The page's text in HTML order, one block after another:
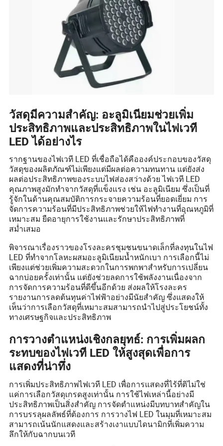
วัสดุมีความสำคัญ: อะลูมิเนียมช่วยเพิ่ม
ประสิทธิภาพและประสิทธิภาพในไฟเวที
LED ได้อย่างไร
รากฐานของไฟเวที LED ที่เชื่อถือได้คือองค์ประกอบของวัสดุ
วัสดุของผลิตภัณฑ์ไม่เพียงแต่มีผลต่อความทนทาน แต่ยังส่ง
ผลต่อประสิทธิภาพของระบบไฟส่องสว่างด้วย ไฟเวที LED
คุณภาพสูงมักทำจากวัสดุที่แข็งแรง เช่น อะลูมิเนียม ซึ่งเป็นที่
รู้จักในด้านคุณสมบัติการกระจายความร้อนที่ยอดเยี่ยม การ
จัดการความร้อนที่มีประสิทธิภาพช่วยให้ไฟทำงานที่อุณหภูมิที่
เหมาะสม ยืดอายุการใช้งานและรักษาประสิทธิภาพที่
สม่ำเสมอ
พิจารณาเรื่องราวของโรงละครชุมชนขนาดเล็กที่ลงทุนในไฟ
LED ที่ทำจากโลหะผสมอะลูมิเนียมน้ำหนักเบา การเลือกนี้ไม่
เพียงแต่ช่วยเพิ่มความสะดวกในการพกพาสำหรับการเปลี่ยน
ฉากบ่อยครั้งเท่านั้น แต่ยังช่วยลดการใช้พลังงานเนื่องจาก
การจัดการความร้อนที่ดีขึ้นอีกด้วย ส่งผลให้โรงละคร
รายงานการลดต้นทุนค่าไฟฟ้าอย่างมีนัยสำคัญ ซึ่งแสดงให้
เห็นว่าการเลือกวัสดุที่เหมาะสมสามารถนำไปสู่ประโยชน์ทั้ง
ทางเศรษฐกิจและประสิทธิภาพ
การวางตำแหน่งเชิงกลยุทธ์: การเพิ่มผลก
ระทบของไฟเวที LED ให้สูงสุดเพื่อการ
แสดงที่น่าทึ่ง
การเพิ่มประสิทธิภาพไฟเวที LED เพื่อการแสดงที่ไร้ที่ติไม่ใช่
แค่การเลือกวัสดุเกรดสูงเท่านั้น การใช้ไฟเหล่านี้อย่างมี
ประสิทธิภาพเป็นสิ่งสำคัญ การจัดตำแหน่งมีบทบาทสำคัญใน
การบรรลุผลลัพธ์ที่ต้องการ การวางไฟ LED ในมุมที่เหมาะสม
สามารถเน้นนักแสดงและสร้างเงาแบบไดนามิกที่เพิ่มความ
ลึกให้กับฉากบนเวที